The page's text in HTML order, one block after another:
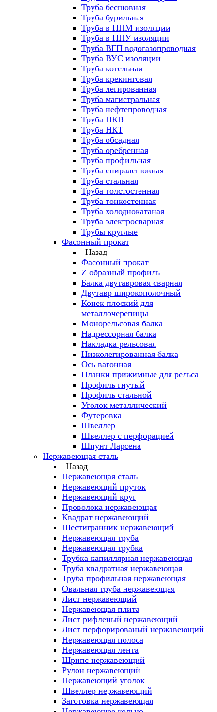
Труба бесшовная
Труба бурильная
Труба в ППМ изоляции
Труба в ППУ изоляции
Труба ВГП водогазопроводная
Труба ВУС изоляции
Труба котельная
Труба крекинговая
Труба легированная
Труба магистральная
Труба нефтепроводная
Труба НКВ
Труба НКТ
Труба обсадная
Труба оребренная
Труба профильная
Труба спиралешовная
Труба стальная
Труба толстостенная
Труба тонкостенная
Труба холоднокатаная
Труба электросварная
Трубы круглые
Фасонный прокат
Назад
Фасонный прокат
Z образный профиль
Балка двутавровая сварная
Двутавр широкополочный
Конек плоский для
металлочерепицы
Монорельсовая балка
Надрессорная балка
Накладка рельсовая
Низколегированная балка
Ось вагонная
Планки прижимные для рельса
Профиль гнутый
Профиль стальной
Уголок металлический
Футеровка
Швеллер
Швеллер с перфорацией
Шпунт Ларсена
Нержавеющая сталь
Назад
Нержавеющая сталь
Нержавеющий пруток
Нержавеющий круг
Проволока нержавеющая
Квадрат нержавеющий
Шестигранник нержавеющий
Нержавеющая труба
Нержавеющая трубка
Трубка капиллярная нержавеющая
Труба квадратная нержавеющая
Труба профильная нержавеющая
Овальная труба нержавеющая
Лист нержавеющий
Нержавеющая плита
Лист рифленый нержавеющий
Лист перфорированый нержавеющий
Нержавеющая полоса
Нержавеющая лента
Шрипс нержавеющий
Рулон нержавеющий
Нержавеющий уголок
Швеллер нержавеющий
Заготовка нержавеющая